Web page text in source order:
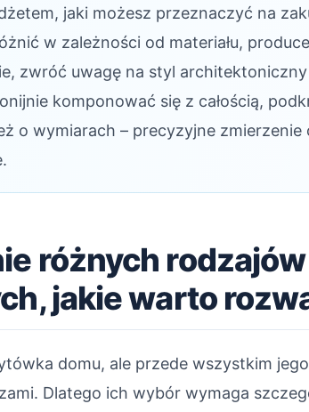
jaki możesz przeznaczyć na
w zależności od materiału,
zwróć uwagę na styl
komponować się z całością,
o wymiarach – precyzyjne
różnych
jakie warto
domu, ale przede wszystkim
Dlatego ich wybór wymaga